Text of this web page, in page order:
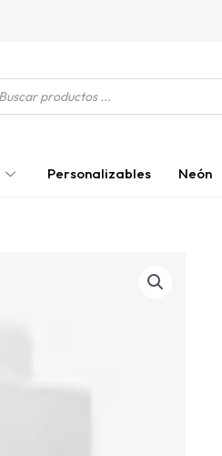
Personalizables Neón